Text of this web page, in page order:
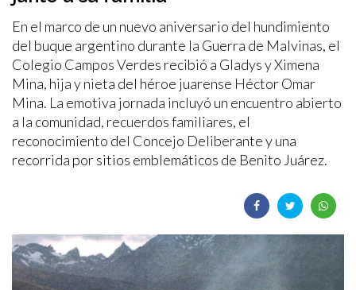
En el marco de un nuevo aniversario del hundimiento
del buque argentino durante la Guerra de Malvinas, el
Colegio Campos Verdes recibió a Gladys y Ximena
Mina, hija y nieta del héroe juarense Héctor Omar
Mina. La emotiva jornada incluyó un encuentro abierto
a la comunidad, recuerdos familiares, el
reconocimiento del Concejo Deliberante y una
recorrida por sitios emblemáticos de Benito Juárez.